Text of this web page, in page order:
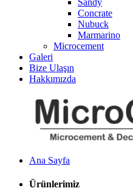
Sandy
Concrate
Nubuck
Marmarino
Microcement
Galeri
Bize Ulaşın
Hakkımızda
Ana Sayfa
Ürünlerimiz